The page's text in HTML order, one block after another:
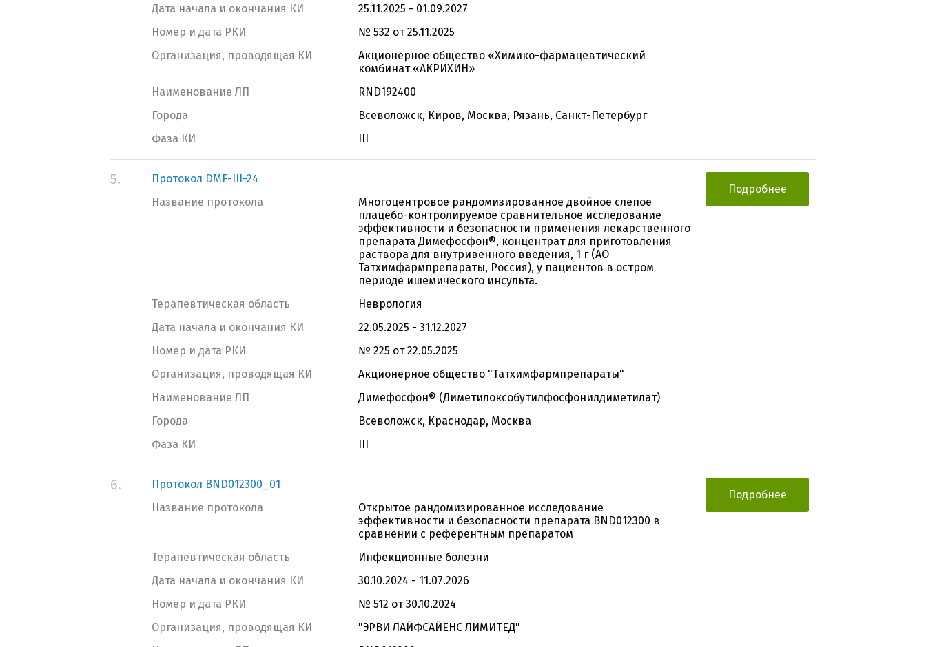
Дата начала и окончания КИ
25.11.2025 - 01.09.2027
Номер и дата РКИ
№ 532 от 25.11.2025
Организация, проводящая КИ
Акционерное общество «Химико-фармацевтический
комбинат «АКРИХИН»
Наименование ЛП
RND192400
Города
Всеволожск, Киров, Москва, Рязань, Санкт-Петербург
Фаза КИ
III
5.
Протокол DMF-III-24
Название протокола
Многоцентровое рандомизированное двойное слепое
плацебо-контролируемое сравнительное исследование
эффективности и безопасности применения лекарственного
препарата Димефосфон®, концентрат для приготовления
раствора для внутривенного введения, 1 г (АО
Татхимфармпрепараты, Россия), у пациентов в остром
периоде ишемического инсульта.
Терапевтическая область
Неврология
Дата начала и окончания КИ
22.05.2025 - 31.12.2027
Номер и дата РКИ
№ 225 от 22.05.2025
Организация, проводящая КИ
Акционерное общество "Татхимфармпрепараты"
Наименование ЛП
Димефосфон® (Диметилоксобутилфосфонилдиметилат)
Города
Всеволожск, Краснодар, Москва
Фаза КИ
III
Подробнее
6.
Протокол BND012300_01
Название протокола
Открытое рандомизированное исследование
эффективности и безопасности препарата BND012300 в
сравнении с референтным препаратом
Терапевтическая область
Инфекционные болезни
Дата начала и окончания КИ
30.10.2024 - 11.07.2026
Номер и дата РКИ
№ 512 от 30.10.2024
Организация, проводящая КИ
"ЭРВИ ЛАЙФСАЙЕНС ЛИМИТЕД"
Подробнее